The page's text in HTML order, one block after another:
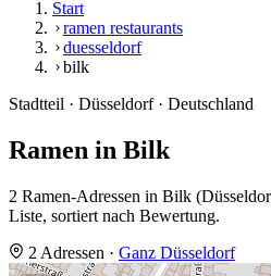
Start
ramen restaurants
duesseldorf
bilk
Stadtteil · Düsseldorf · Deutschland
Ramen in Bilk
2 Ramen-Adressen in Bilk
Liste, sortiert nach Bewertung.
2 Adressen · Ganz Düsseldorf